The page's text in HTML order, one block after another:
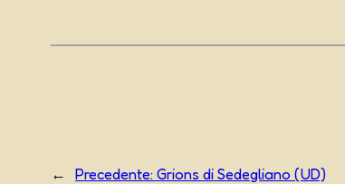
← Precedente: Grions di Sedegliano (UD)